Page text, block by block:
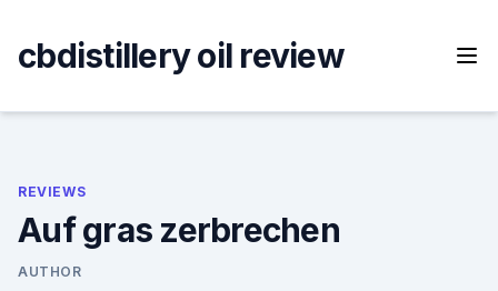
content
cbdistillery oil review
REVIEWS
Auf gras zerbrechen
AUTHOR